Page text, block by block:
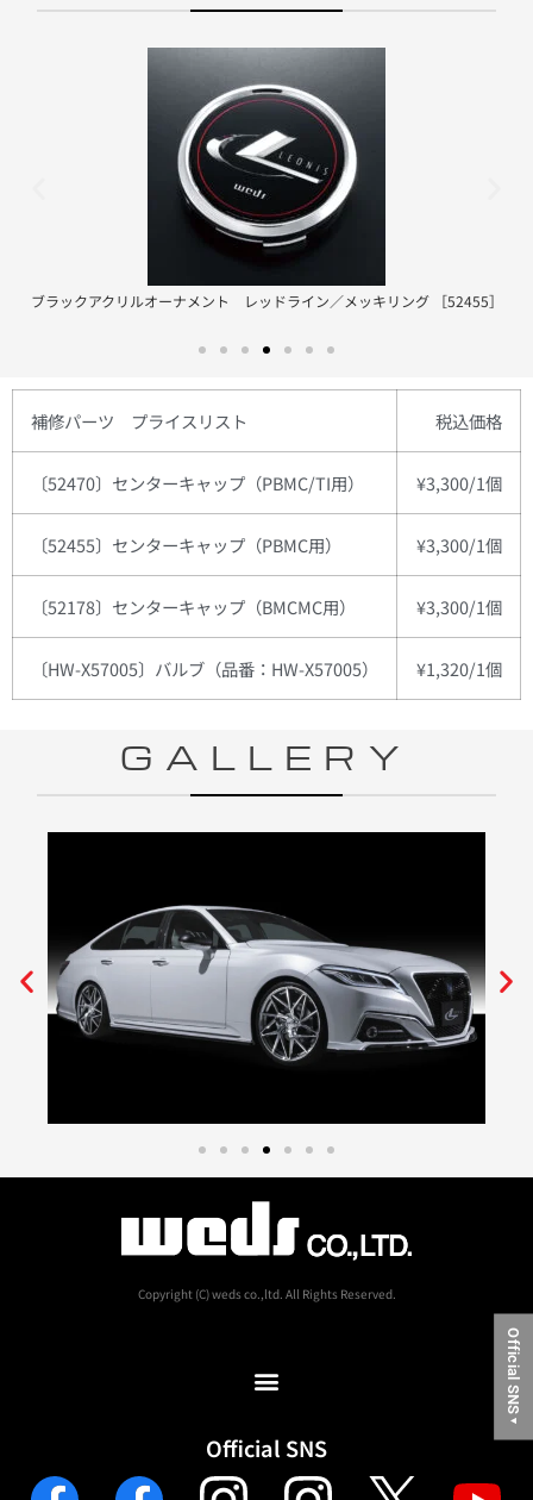
Official SNS
▼
ブラックアクリルオーナメント レッドライン／メッキリング ［52455］
補修パーツ プライスリスト 税込価格
〔52470〕センターキャップ（PBMC/TI用） ¥3,300/1個
〔52455〕センターキャップ（PBMC用） ¥3,300/1個
〔52178〕センターキャップ（BMCMC用） ¥3,300/1個
〔HW-X57005〕バルブ（品番：HW-X57005） ¥1,320/1個
GALLERY
Copyright (C) weds co.,ltd. All Rights Reserved.
Official SNS